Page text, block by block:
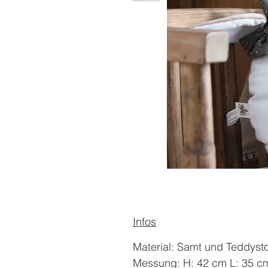
Infos
Material: Samt und
Messung: H: 42 cm L: 35